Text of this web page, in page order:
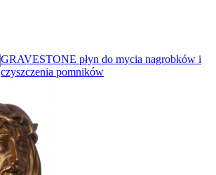
GRAVESTONE płyn do mycia nagrobków i
czyszczenia pomników